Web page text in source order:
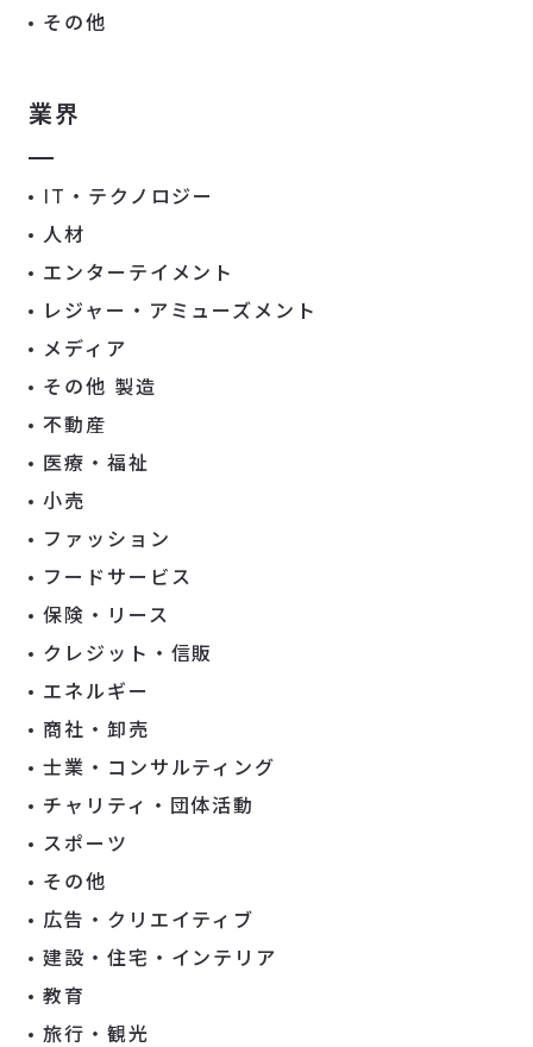
その他
業界
IT・テクノロジー
人材
エンターテイメント
レジャー・アミューズメント
メディア
その他 製造
不動産
医療・福祉
小売
ファッション
フードサービス
保険・リース
クレジット・信販
エネルギー
商社・卸売
士業・コンサルティング
チャリティ・団体活動
スポーツ
その他
広告・クリエイティブ
建設・住宅・インテリア
教育
旅行・観光